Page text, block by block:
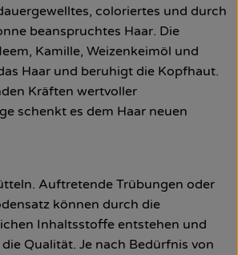
coloriertes und durch
beanspruchtes Haar. Die
Kamille, Weizenkeimöl und
Haar und beruhigt die Kopfhaut.
Kräften wertvoller
schenkt es dem Haar neuen
Auftretende Trübungen oder
können durch die
Inhaltsstoffe entstehen und
Qualität. Je nach Bedürfnis von